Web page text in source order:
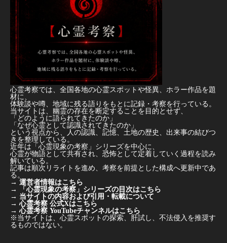
心霊考察では、全国各地の心霊スポットや怪異、ホラー作品を題
材に、
体験談や噂、地域に残る語りをもとに記録・考察を行っている。
当サイトは、幽霊の存在を断定することを目的とせず、
「どのように語られてきたのか」
「なぜ心霊として認識されてきたのか」
という視点から、人の認識、記憶、土地の歴史、出来事の結びつ
きを整理している。
近年は「心霊現象の考察」シリーズを中心に、
心霊が物語として共有され、恐怖として定着していく過程を読み
解いている。
記事は順次リライトを進め、考察を前提とした構成へ更新中であ
る。
→ 運営者情報はこちら
→
「心霊現象の考察」シリーズの目次はこちら
→ 当サイトの内容および引用・転載について
→ 心霊考察 公式Xはこちら
→ 心霊考察 YouTubeチャンネルはこちら
※当サイトは、心霊スポットの探索、肝試し、不法侵入を推奨す
るものではない。